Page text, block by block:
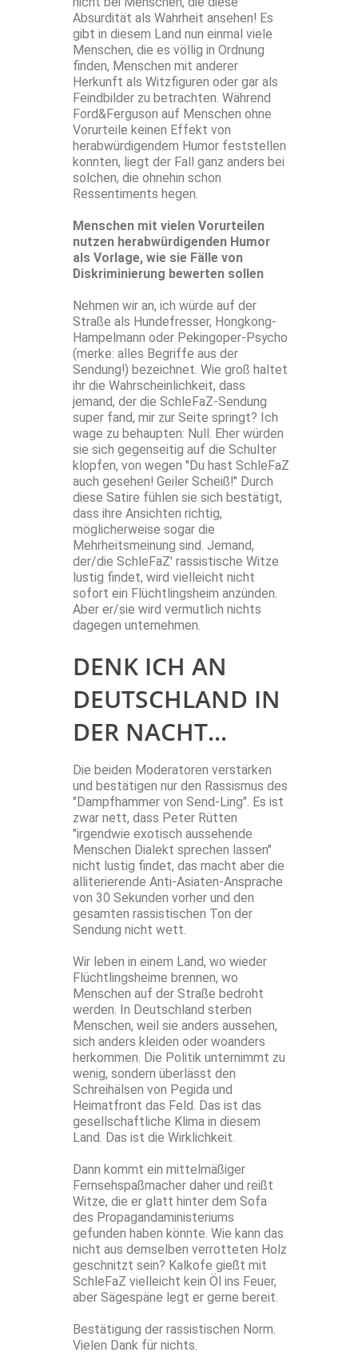
Absurdität als Wahrheit ansehen! Es
gibt in diesem Land nun einmal viele
Menschen, die es völlig in Ordnung
finden, Menschen mit anderer
Herkunft als Witzfiguren oder gar als
Feindbilder zu betrachten. Während
Ford&Ferguson auf Menschen ohne
Vorurteile keinen Effekt von
herabwürdigendem Humor feststellen
konnten, liegt der Fall ganz anders bei
solchen, die ohnehin schon
Ressentiments hegen.
Menschen mit vielen Vorurteilen
nutzen herabwürdigenden Humor
als Vorlage, wie sie Fälle von
Diskriminierung bewerten sollen
Nehmen wir an, ich würde auf der
Straße als Hundefresser, Hongkong-
Hampelmann oder Pekingoper-Psycho
(merke: alles Begriffe aus der
Sendung!) bezeichnet. Wie groß haltet
ihr die Wahrscheinlichkeit, dass
jemand, der die SchleFaZ-Sendung
super fand, mir zur Seite springt? Ich
wage zu behaupten: Null. Eher würden
sie sich gegenseitig auf die Schulter
klopfen, von wegen "Du hast SchleFaZ
auch gesehen! Geiler Scheiß!" Durch
diese Satire fühlen sie sich bestätigt,
dass ihre Ansichten richtig,
möglicherweise sogar die
Mehrheitsmeinung sind. Jemand,
der/die SchleFaZ' rassistische Witze
lustig findet, wird vielleicht nicht
sofort ein Flüchtlingsheim anzünden.
Aber er/sie wird vermutlich nichts
dagegen unternehmen.
DENK ICH AN
DEUTSCHLAND IN
DER NACHT...
Die beiden Moderatoren verstärken
und bestätigen nur den Rassismus des
"Dampfhammer von Send-Ling". Es ist
zwar nett, dass Peter Rütten
"irgendwie exotisch aussehende
Menschen Dialekt sprechen lassen"
nicht lustig findet, das macht aber die
alliterierende Anti-Asiaten-Ansprache
von 30 Sekunden vorher und den
gesamten rassistischen Ton der
Sendung nicht wett.
Wir leben in einem Land, wo wieder
Flüchtlingsheime brennen, wo
Menschen auf der Straße bedroht
werden. In Deutschland sterben
Menschen, weil sie anders aussehen,
sich anders kleiden oder woanders
herkommen. Die Politik unternimmt zu
wenig, sondern überlässt den
Schreihälsen von Pegida und
Heimatfront das Feld. Das ist das
gesellschaftliche Klima in diesem
Land. Das ist die Wirklichkeit.
Dann kommt ein mittelmäßiger
Fernsehspaßmacher daher und reißt
Witze, die er glatt hinter dem Sofa
des Propagandaministeriums
gefunden haben könnte. Wie kann das
nicht aus demselben verrotteten Holz
geschnitzt sein? Kalkofe gießt mit
SchleFaZ vielleicht kein Öl ins Feuer,
aber Sägespäne legt er gerne bereit.
Bestätigung der rassistischen Norm.
Vielen Dank für nichts.